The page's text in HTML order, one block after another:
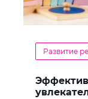
Развитие